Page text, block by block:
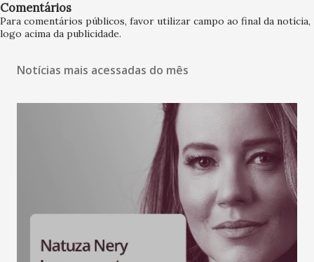
Comentários
Para comentários públicos, favor utilizar campo ao final da notícia,
logo acima da publicidade.
Notícias mais acessadas do mês